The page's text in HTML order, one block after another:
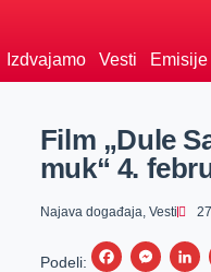
Izdvajamo Vesti Emisije
Film „Dule
muk“ 4.
Najava događaja, Vesti
Podeli:
F
M
L